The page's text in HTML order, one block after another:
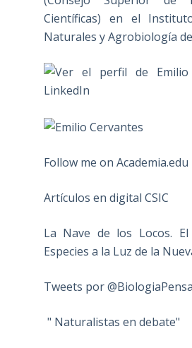
Científicas) en el
Naturales y Agrobiología
Follow me on Academia.edu
Artículos en digital CSIC
La Nave de los Locos.
Especies a la Luz de la
Tweets por
" Naturalistas en debate"